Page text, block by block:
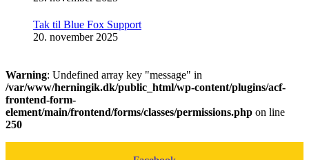
Tak til Blue Fox Support
20. november 2025
Warning: Undefined array key "message" in
/var/www/herningik.dk/public_html/wp-content/plugins/acf-
frontend-form-
element/main/frontend/forms/classes/permissions.php on line
250